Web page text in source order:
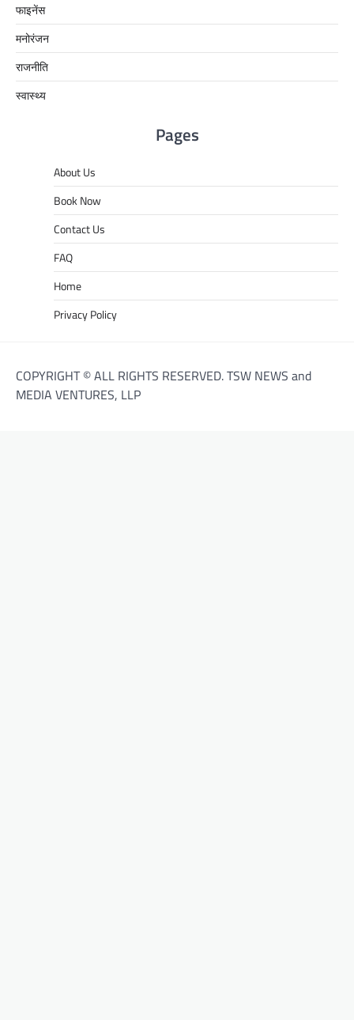
फाइनेंस
मनोरंजन
राजनीति
स्वास्थ्य
Pages
About Us
Book Now
Contact Us
FAQ
Home
Privacy Policy
COPYRIGHT © ALL RIGHTS RESERVED. TSW NEWS and
MEDIA VENTURES, LLP